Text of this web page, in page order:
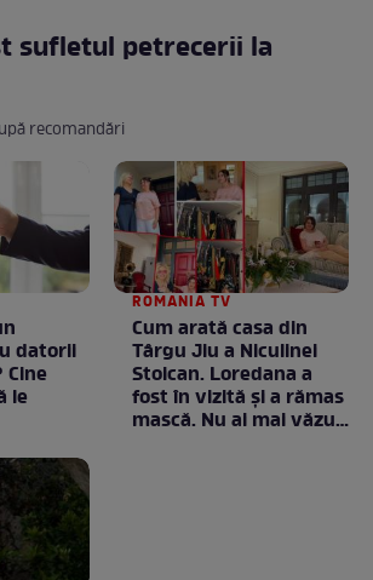
sufletul petrecerii la
recomandări
datorii
le
ROMANIA TV
Cum arată casa din
Târgu Jiu a Niculinei
Stoican. Loredana a
fost în vizită și a rămas
mască. Nu ai mai văzut